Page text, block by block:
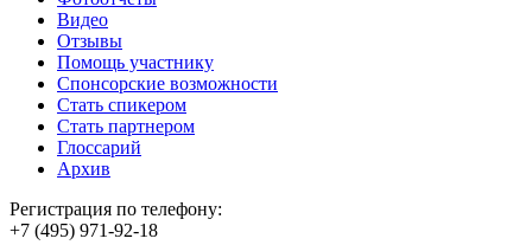
Видео
Отзывы
Помощь участнику
Спонсорские возможности
Стать спикером
Стать партнером
Глоссарий
Архив
Регистрация по телефону:
+7 (495) 971-92-18